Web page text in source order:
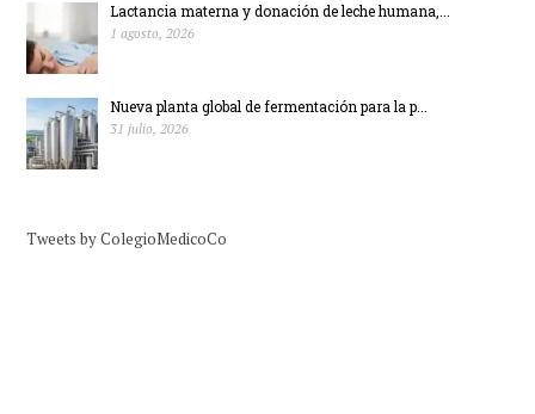
Lactancia materna y donación de leche humana,...
1 agosto, 2026
Nueva planta global de fermentación para la p...
31 julio, 2026
Tweets by ColegioMedicoCo